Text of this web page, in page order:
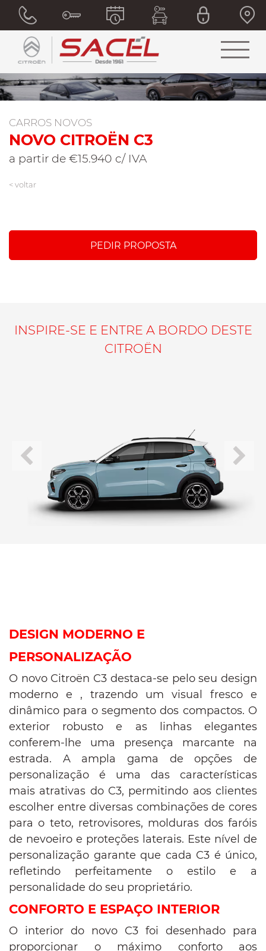
CARROS NOVOS
NOVO CITROËN C3
a partir de €15.940 c/ IVA
< voltar
PEDIR PROPOSTA
INSPIRE-SE E ENTRE A BORDO DESTE
CITROËN
DESIGN MODERNO E
PERSONALIZAÇÃO
O novo Citroën C3 destaca-se pelo seu design
moderno e , trazendo um visual fresco e
dinâmico para o segmento dos compactos. O
exterior robusto e as linhas elegantes
conferem-lhe uma presença marcante na
estrada. A ampla gama de opções de
personalização é uma das características
mais atrativas do C3, permitindo aos clientes
escolher entre diversas combinações de cores
para o teto, retrovisores, molduras dos faróis
de nevoeiro e proteções laterais. Este nível de
personalização garante que cada C3 é único,
refletindo perfeitamente o estilo e a
personalidade do seu proprietário.
CONFORTO E ESPAÇO INTERIOR
O interior do novo C3 foi desenhado para
proporcionar o máximo conforto aos